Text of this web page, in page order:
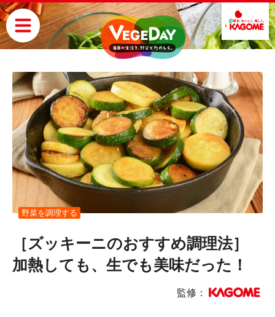
野菜を調理する
［ズッキーニのおすすめ調理法］
加熱しても、生でも美味だった！
監修：